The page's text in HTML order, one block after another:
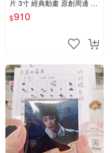
片 3寸 經典動畫 原創周邊 經
典動漫 周邊收藏 照片卡磚
$910